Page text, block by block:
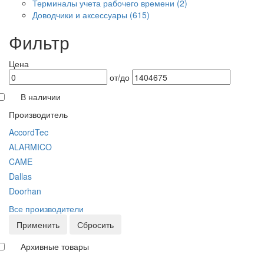
Терминалы учета рабочего времени (2)
Доводчики и аксессуары (615)
Фильтр
Цена
от/до
В наличии
Производитель
AccordTec
ALARMICO
CAME
Dallas
Doorhan
Все производители
Применить
Сбросить
Архивные товары